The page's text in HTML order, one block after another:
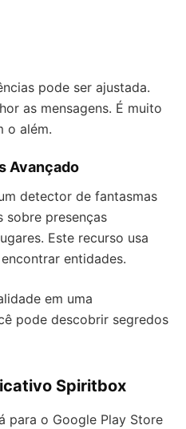
pode ser ajustada.
as mensagens. É muito
o além.
Avançado
detector de fantasmas
sobre presenças
Este recurso usa
entidades.
em uma
pode descobrir segredos
Spiritbox
para o Google Play Store